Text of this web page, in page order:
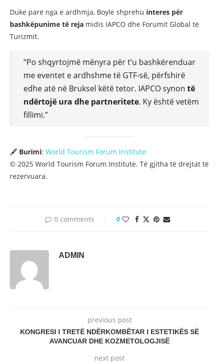
Duke parë nga e ardhmja, Boyle shprehu interes për
bashkëpunime të reja midis IAPCO dhe Forumit Global të
Turizmit.
“Po shqyrtojmë mënyra për t’u bashkërenduar
me eventet e ardhshme të GTF-së, përfshirë
edhe atë në Bruksel këtë tetor. IAPCO synon të
ndërtojë ura dhe partneritete. Ky është vetëm
fillimi.”
🖋 Burimi: World Tourism Forum Institute
© 2025 World Tourism Forum Institute. Të gjitha të drejtat të
rezervuara.
0 comments 0
ADMIN
previous post
KONGRESI I TRETË NDËRKOMBËTAR I ESTETIKËS SË
AVANCUAR DHE KOZMETOLOGJISË
next post